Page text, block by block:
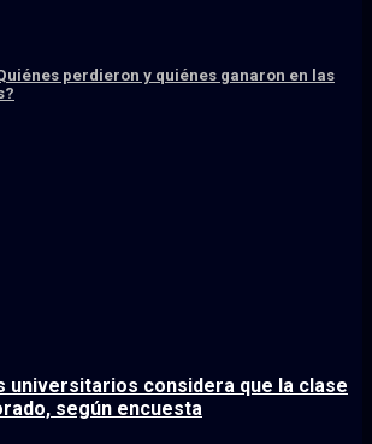
perdieron y quiénes ganaron en las
universitarios considera que la clase
según encuesta